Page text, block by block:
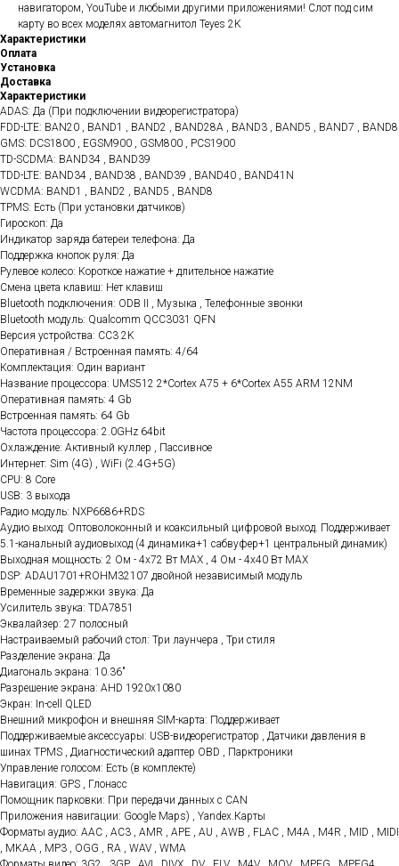
навигатором, YouTube и любыми другими приложениями! Слот под сим
карту во всех моделях автомагнитол Teyes 2K
Характеристики
Оплата
Установка
Доставка
Характеристики
ADAS: Да (При подключении видеорегистратора)
FDD-LTE: BAN20 , BAND1 , BAND2 , BAND28A , BAND3 , BAND5 , BAND7 , BAND8
GMS: DCS1800 , EGSM900 , GSM800 , PCS1900
TD-SCDMA: BAND34 , BAND39
TDD-LTE: BAND34 , BAND38 , BAND39 , BAND40 , BAND41N
WCDMA: BAND1 , BAND2 , BAND5 , BAND8
TPMS: Есть (При установки датчиков)
Гироскоп: Да
Индикатор заряда батереи телефона: Да
Поддержка кнопок руля: Да
Рулевое колесо: Короткое нажатие + длительное нажатие
Смена цвета клавиш: Нет клавиш
Bluetooth подключения: ODB II , Музыка , Телефонные звонки
Bluetooth модуль: Qualcomm QCC3031 QFN
Версия устройства: CC3 2K
Оперативная / Встроенная память: 4/64
Комплектация: Один вариант
Название процессора: UMS512 2*Cortex A75 + 6*Cortex A55 ARM 12NM
Оперативная память: 4 Gb
Встроенная память: 64 Gb
Частота процессора: 2.0GHz 64bit
Охлаждение: Активный куллер , Пассивное
Интернет: Sim (4G) , WiFi (2.4G+5G)
CPU: 8 Core
USB: 3 выхода
Радио модуль: NXP6686+RDS
Аудио выход: Оптоволоконный и коаксильный цифровой выход. Поддерживает
5.1-канальный аудиовыход (4 динамика+1 сабвуфер+1 центральный динамик)
Выходная мощность: 2 Ом - 4x72 Вт МАХ , 4 Ом - 4x40 Вт МАХ
DSP: ADAU1701+ROHM32107 двойной независимый модуль
Временные задержки звука: Да
Усилитель звука: TDA7851
Эквалайзер: 27 полосный
Настраиваемый рабочий стол: Три лаунчера , Три стиля
Разделение экрана: Да
Диагональ экрана: 10.36"
Разрешение экрана: AHD 1920x1080
Экран: In-cell QLED
Внешний микрофон и внешняя SIM-карта: Поддерживает
Поддерживаемые аксессуары: USB-видеорегистратор , Датчики давления в
шинах TPMS , Диагностический адаптер OBD , Парктроники
Управление голосом: Есть (в комплекте)
Навигация: GPS , Глонасс
Помощник парковки: При передачи данных с CAN
Приложения навигации: Google Maps) , Yandex.Карты
Форматы аудио: AAC , AC3 , AMR , APE , AU , AWB , FLAC , M4A , M4R , MID , MIDI
, MKAA , MP3 , OGG , RA , WAV , WMA